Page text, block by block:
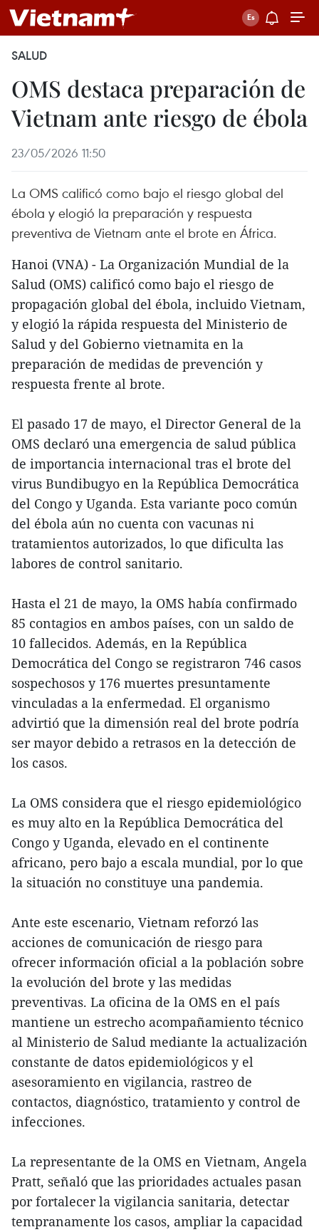
SALUD
OMS destaca preparación de
Vietnam ante riesgo de ébola
23/05/2026 11:50
La OMS calificó como bajo el riesgo global del
ébola y elogió la preparación y respuesta
preventiva de Vietnam ante el brote en África.
Hanoi (VNA) - La Organización Mundial de la
Salud (OMS) calificó como bajo el riesgo de
propagación global del ébola, incluido Vietnam,
y elogió la rápida respuesta del Ministerio de
Salud y del Gobierno vietnamita en la
preparación de medidas de prevención y
respuesta frente al brote.
El pasado 17 de mayo, el Director General de la
OMS declaró una emergencia de salud pública
de importancia internacional tras el brote del
virus Bundibugyo en la República Democrática
del Congo y Uganda. Esta variante poco común
del ébola aún no cuenta con vacunas ni
tratamientos autorizados, lo que dificulta las
labores de control sanitario.
Hasta el 21 de mayo, la OMS había confirmado
85 contagios en ambos países, con un saldo de
10 fallecidos. Además, en la República
Democrática del Congo se registraron 746 casos
sospechosos y 176 muertes presuntamente
vinculadas a la enfermedad. El organismo
advirtió que la dimensión real del brote podría
ser mayor debido a retrasos en la detección de
los casos.
La OMS considera que el riesgo epidemiológico
es muy alto en la República Democrática del
Congo y Uganda, elevado en el continente
africano, pero bajo a escala mundial, por lo que
la situación no constituye una pandemia.
Ante este escenario, Vietnam reforzó las
acciones de comunicación de riesgo para
ofrecer información oficial a la población sobre
la evolución del brote y las medidas
preventivas. La oficina de la OMS en el país
mantiene un estrecho acompañamiento técnico
al Ministerio de Salud mediante la actualización
constante de datos epidemiológicos y el
asesoramiento en vigilancia, rastreo de
contactos, diagnóstico, tratamiento y control de
infecciones.
La representante de la OMS en Vietnam, Angela
Pratt, señaló que las prioridades actuales pasan
por fortalecer la vigilancia sanitaria, detectar
tempranamente los casos, ampliar la capacidad